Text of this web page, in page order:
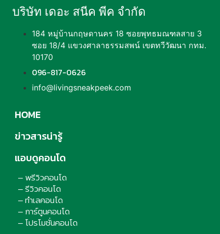
บริษัท เดอะ สนีค พีค จำกัด
184 หมู่บ้านกฤษดานคร 18 ซอยพุทธมณฑลสาย 3
ซอย 18/4 แขวงศาลาธรรมสพน์ เขตทวีวัฒนา กทม.
10170
096-817-0626
info@livingsneakpeek.com
HOME
ข่าวสารน่ารู้
แอบดูคอนโด
– พรีวิวคอนโด
– รีวิวคอนโด
– ทำเลคอนโด
– การ์ตูนคอนโด
– โปรโมชั่นคอนโด